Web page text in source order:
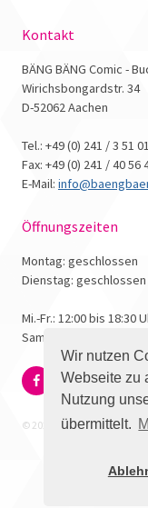
Wir nutzen
Webseite zu
Nutzung
übermittelt.
Kontakt
BÄNG BÄNG Comic -
Wirichsbongardstr. 34
D-52062 Aachen
Tel.: +49 (0) 241 / 3 51 01
Fax: +49 (0) 241 / 40 56
E-Mail:
Öffnungszeiten
Montag: geschlossen
Dienstag: geschlossen
Mi.-Fr.: 12:00 bis 18:30
Samstag: 10:00 bis
© 2026 - Bäng Bäng